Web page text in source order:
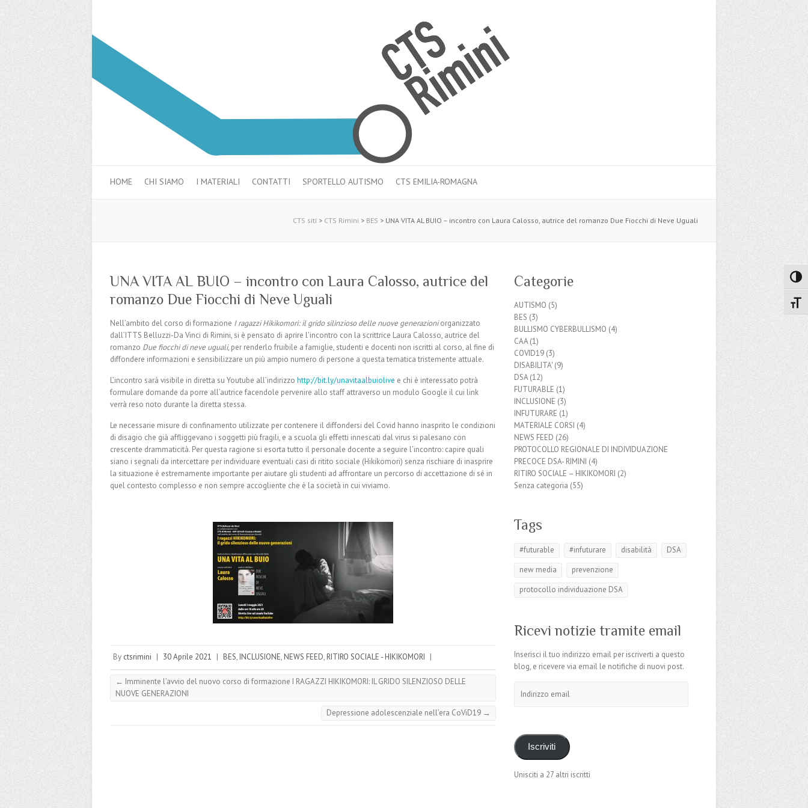
HOME CHI SIAMO I MATERIALI CONTATTI SPORTELLO AUTISMO CTS EMILIA-ROMAGNA
CTS siti > CTS Rimini > BES > UNA VITA AL BUIO – incontro con Laura Calosso, autrice del romanzo Due Fiocchi di Neve Uguali
UNA VITA AL BUIO – incontro con Laura Calosso, autrice del
romanzo Due Fiocchi di Neve Uguali
Nell’ambito del corso di formazione I ragazzi Hikikomori: il grido silinzioso delle nuove generazioniorganizzato
dall’ITTS Belluzzi-Da Vinci di Rimini, si è pensato di aprire l’incontro con la scrittrice Laura Calosso, autrice del
romanzo Due fiocchi di neve uguali, per renderlo fruibile a famiglie, studenti e docenti non iscritti al corso, al fine di
diffondere informazioni e sensibilizzare un più ampio numero di persone a questa tematica tristemente attuale.
L’incontro sarà visibile in diretta su Youtube all’indirizzo http://bit.ly/unavitaalbuiolive e chi è interessato potrà
formulare domande da porre all’autrice facendole pervenire allo staff attraverso un modulo Google il cui link
verrà reso noto durante la diretta stessa.
Le necessarie misure di confinamento utilizzate per contenere il diffondersi del Covid hanno inasprito le condizioni
di disagio che già affliggevano i soggetti più fragili, e a scuola gli effetti innescati dal virus si palesano con
crescente drammaticità. Per questa ragione si esorta tutto il personale docente a seguire l’incontro: capire quali
siano i segnali da intercettare per individuare eventuali casi di ritito sociale (Hikikomori) senza rischiare di inasprire
la situazione è estremamente importante per aiutare gli studenti ad affrontare un percorso di accettazione di sé in
quel contesto complesso e non sempre accogliente che è la società in cui viviamo.
By ctsrimini | 30 Aprile 2021 | BES, INCLUSIONE, NEWS FEED, RITIRO SOCIALE - HIKIKOMORI |
← Imminente l’avvio del nuovo corso di formazione I RAGAZZI HIKIKOMORI: IL GRIDO SILENZIOSO DELLE
NUOVE GENERAZIONI
Depressione adolescenziale nell’era CoViD19 →
Categorie
AUTISMO (5)
BES (3)
BULLISMO CYBERBULLISMO (4)
CAA(1)
COVID19(3)
DISABILITA'(9)
DSA(12)
FUTURABLE (1)
INCLUSIONE (3)
INFUTURARE (1)
MATERIALE CORSI (4)
NEWS FEED (26)
PROTOCOLLO REGIONALE DI INDIVIDUAZIONE
PRECOCE DSA- RIMINI (4)
RITIRO SOCIALE – HIKIKOMORI (2)
Senza categoria (55)
Tags
#futurable #infuturare disabilità
DSA
new media
prevenzione
protocollo individuazione DSA
Ricevi notizie tramite email
Inserisci il tuo indirizzo email per iscriverti a questo
blog, e ricevere via email le notifiche di nuovi post.
email
Iscriviti
Unisciti a 27 altri iscritti